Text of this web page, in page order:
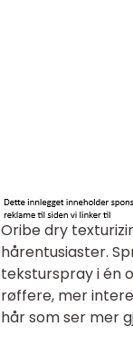
Oribe dry
hårentusiaster.
teksturspray i én
røffere, mer
hår som ser mer